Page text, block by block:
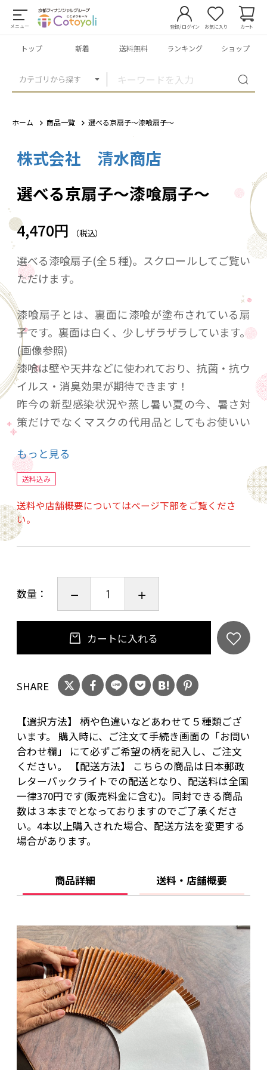
メニュー
カテゴリから探す
登録/ログイン お気に入り カート
トップ 新着 送料無料 ランキング ショップ
ホーム 商品一覧 選べる京扇子～漆喰扇子～
株式会社 清水商店
選べる京扇子～漆喰扇子～
4,470円 （税込）
選べる漆喰扇子(全５種)。スクロールしてご覧い
ただけます。
漆喰扇子とは、裏面に漆喰が塗布されている扇
子です。裏面は白く、少しザラザラしています。
(画像参照)
漆喰は壁や天井などに使われており、抗菌・抗ウ
イルス・消臭効果が期待できます！
昨今の新型感染状況や蒸し暑い夏の今、暑さ対
策だけでなくマスクの代用品としてもお使いい
演出できます。特徴のあるおしゃれな柄で、他
の扇子と差別化でき、四季を問わずにお使いい
７/８/６ 青色 売り切れ
柄や色違いなどあわせて5種類ございます。
(赤・青・緑・オレンジ・小紋柄)
購入時に、ご注文手続き画面の「お問い合わせ
欄」
にて必ずご希望の柄を記入し、ご注文くださ
い。
もっと見る
送料込み
送料や店舗概要についてはページ下部をご覧くださ
い。
数量：
カートに入れる
SHARE
【選択方法】 柄や色違いなどあわせて５種類ござ
います。 購入時に、ご注文て手続き画面の「お問い
合わせ欄」 にて必ずご希望の柄を記入し、ご注文
ください。 【配送方法】 こちらの商品は日本郵政
レターパックライトでの配送となり、配送料は全国
一律370円です(販売料金に含む)。同封できる商品
数は３本までとなっておりますのでご了承くださ
い。4本以上購入された場合、配送方法を変更する
場合があります。
商品詳細 送料・店舗概要